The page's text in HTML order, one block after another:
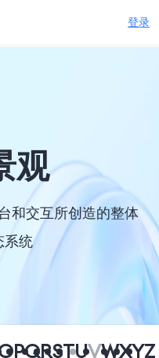
登录
观
和交互所创造的整体
系统
PQRSTUVWXYZ